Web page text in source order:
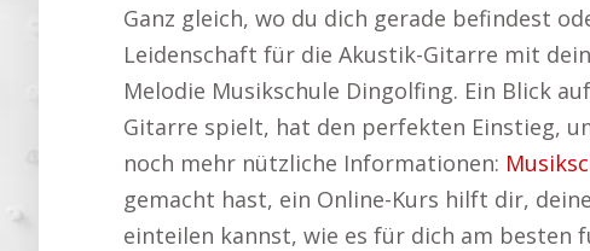
Ganz gleich, wo du dich gerade befindest
Leidenschaft für die Akustik-Gitarre mit
Melodie Musikschule Dingolfing. Ein Blick
Gitarre spielt, hat den perfekten Einstieg,
noch mehr nützliche Informationen:
gemacht hast, ein Online-Kurs hilft dir,
einteilen kannst, wie es für dich am besten